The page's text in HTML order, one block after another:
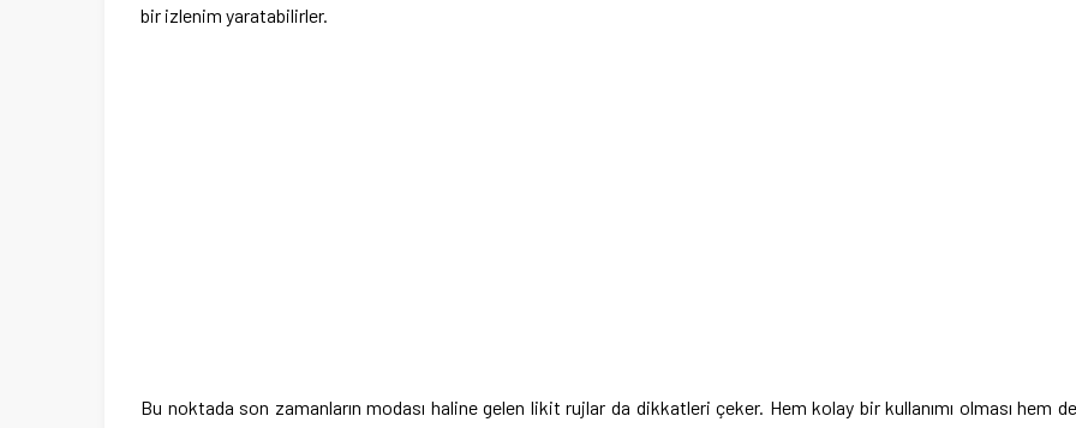
bir izlenim yaratabilirler.
Bu noktada son zamanların modası haline gelen likit rujlar da dikkatleri çeker. Hem kolay bir kullanımı olması hem de